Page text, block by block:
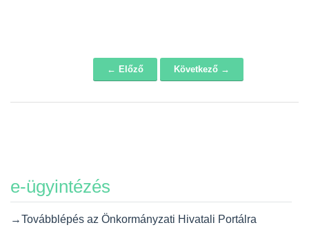
← Előző Következő →
e-ügyintézés
→Továbblépés az Önkormányzati Hivatali Portálra